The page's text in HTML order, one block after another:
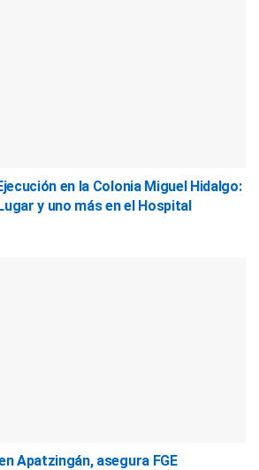
en la Colonia Miguel Hidalgo:
y uno más en el Hospital
Apatzingán, asegura FGE